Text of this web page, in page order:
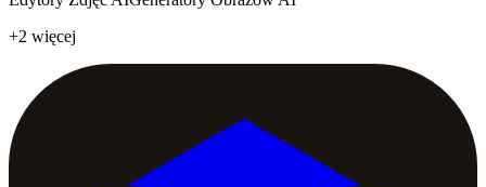
+2 więcej